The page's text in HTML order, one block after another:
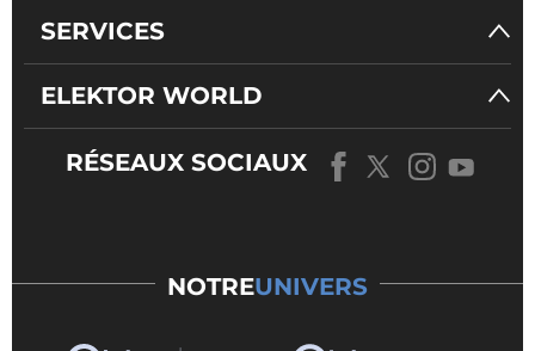
SERVICES
ELEKTOR WORLD
RÉSEAUX SOCIAUX
NOTREUNIVERS